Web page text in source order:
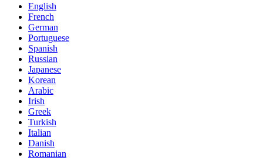
English
French
German
Portuguese
Spanish
Russian
Japanese
Korean
Arabic
Irish
Greek
Turkish
Italian
Danish
Romanian